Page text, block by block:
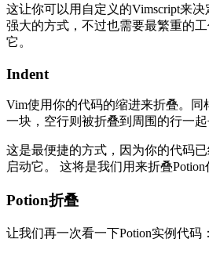
这让你可以用自定义的Vimscript来
强大的方式，不过也需要最繁重的
它。
Indent
Vim使用你的代码的缩进来折叠。同
一块，空行则被折叠到周围的行一起
这是最便捷的方式，因为你的代码
启动它。 这将是我们用来折叠Potion
Potion折叠
让我们再一次看一下Potion实例代码：